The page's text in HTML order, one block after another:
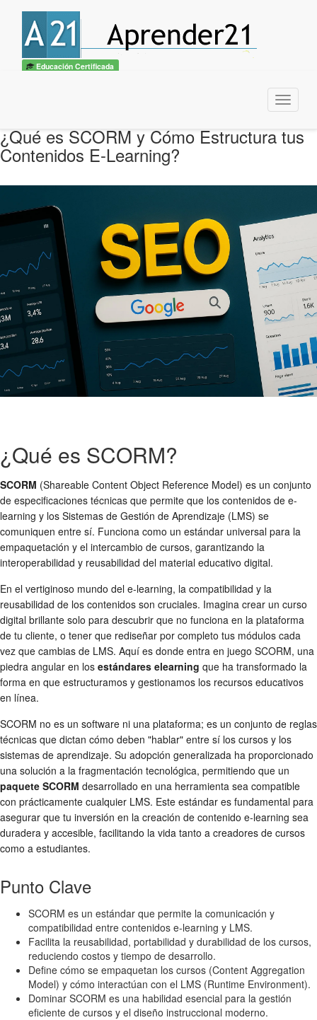
Educación Certificada
Menu
¿Qué es SCORM y Cómo Estructura tus
Contenidos E-Learning?
¿Qué es SCORM?
SCORM (Shareable Content Object Reference Model) es un conjunto
de especificaciones técnicas que permite que los contenidos de e-
learning y los Sistemas de Gestión de Aprendizaje (LMS) se
comuniquen entre sí. Funciona como un estándar universal para la
empaquetación y el intercambio de cursos, garantizando la
interoperabilidad y reusabilidad del material educativo digital.
En el vertiginoso mundo del e-learning, la compatibilidad y la
reusabilidad de los contenidos son cruciales. Imagina crear un curso
digital brillante solo para descubrir que no funciona en la plataforma
de tu cliente, o tener que rediseñar por completo tus módulos cada
vez que cambias de LMS. Aquí es donde entra en juego SCORM, una
piedra angular en los estándares elearning que ha transformado la
forma en que estructuramos y gestionamos los recursos educativos
en línea.
SCORM no es un software ni una plataforma; es un conjunto de reglas
técnicas que dictan cómo deben "hablar" entre sí los cursos y los
sistemas de aprendizaje. Su adopción generalizada ha proporcionado
una solución a la fragmentación tecnológica, permitiendo que un
paquete SCORM desarrollado en una herramienta sea compatible
con prácticamente cualquier LMS. Este estándar es fundamental para
asegurar que tu inversión en la creación de contenido e-learning sea
duradera y accesible, facilitando la vida tanto a creadores de cursos
como a estudiantes.
Punto Clave
SCORM es un estándar que permite la comunicación y
compatibilidad entre contenidos e-learning y LMS.
Facilita la reusabilidad, portabilidad y durabilidad de los cursos,
reduciendo costos y tiempo de desarrollo.
Define cómo se empaquetan los cursos (Content Aggregation
Model) y cómo interactúan con el LMS (Runtime Environment).
Dominar SCORM es una habilidad esencial para la gestión
eficiente de cursos y el diseño instruccional moderno.